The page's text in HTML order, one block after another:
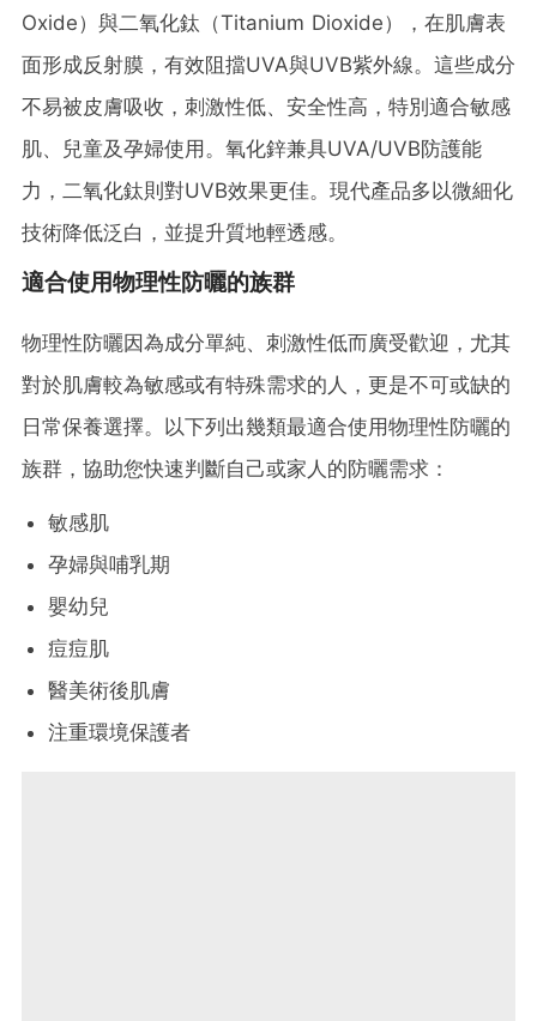
Oxide）與二氧化鈦（Titanium Dioxide），在肌膚表
面形成反射膜，有效阻擋UVA與UVB紫外線。這些成分
不易被皮膚吸收，刺激性低、安全性高，特別適合敏感
肌、兒童及孕婦使用。氧化鋅兼具UVA/UVB防護能
力，二氧化鈦則對UVB效果更佳。現代產品多以微細化
技術降低泛白，並提升質地輕透感。
適合使用物理性防曬的族群
物理性防曬因為成分單純、刺激性低而廣受歡迎，尤其
對於肌膚較為敏感或有特殊需求的人，更是不可或缺的
日常保養選擇。以下列出幾類最適合使用物理性防曬的
族群，協助您快速判斷自己或家人的防曬需求：
敏感肌
孕婦與哺乳期
嬰幼兒
痘痘肌
醫美術後肌膚
注重環境保護者